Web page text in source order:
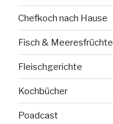
Chefkoch nach Hause
Fisch & Meeresfrüchte
Fleischgerichte
Kochbücher
Poadcast